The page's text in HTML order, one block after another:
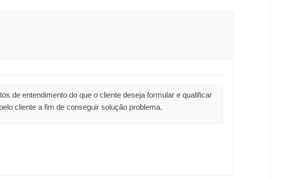
de entendimento do que o cliente deseja formular e qualificar
cliente a fim de conseguir solução problema.